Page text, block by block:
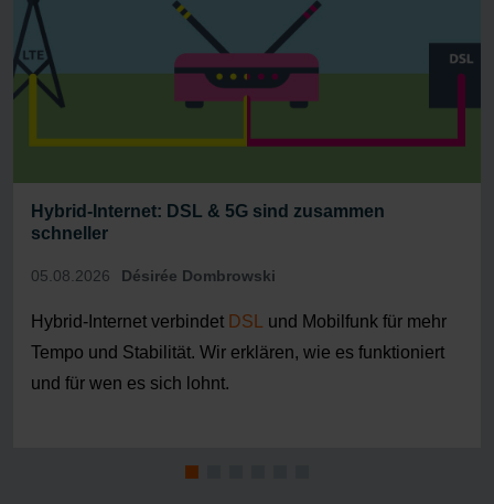
Hybrid-Internet: DSL & 5G sind zusammen
schneller
05.08.2026 Désirée Dombrowski
Hybrid-Internet verbindet DSL
und Mobilfunk für mehr
Tempo und Stabilität. Wir erklären, wie es funktioniert
und für wen es sich lohnt.